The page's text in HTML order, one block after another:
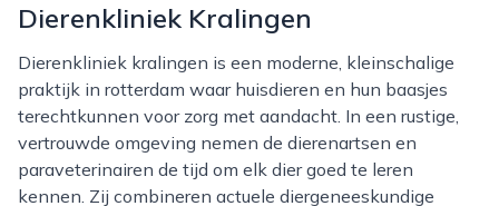
Dierenkliniek Kralingen
Dierenkliniek kralingen is een moderne, kleinschalige
praktijk in rotterdam waar huisdieren en hun baasjes
terechtkunnen voor zorg met aandacht. In een rustige,
vertrouwde omgeving nemen de dierenartsen en
paraveterinairen de tijd om elk dier goed te leren
kennen. Zij combineren actuele diergeneeskundige